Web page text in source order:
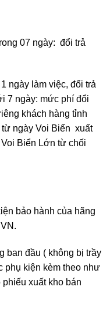
07 ngày: đổi trả
ngày làm việc, đổi trả
7 ngày: mức phí đổi
khách hàng tỉnh
từ ngày Voi Biển xuất
Biển Lớn từ chối
bảo hành của hãng
ban đầu ( không bị trầy
phụ kiện kèm theo như
xuất kho bán